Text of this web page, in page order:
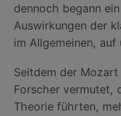
dennoch begann
Auswirkungen der
im Allgemeinen, auf
Seitdem der
Forscher vermutet,
Theorie führten,